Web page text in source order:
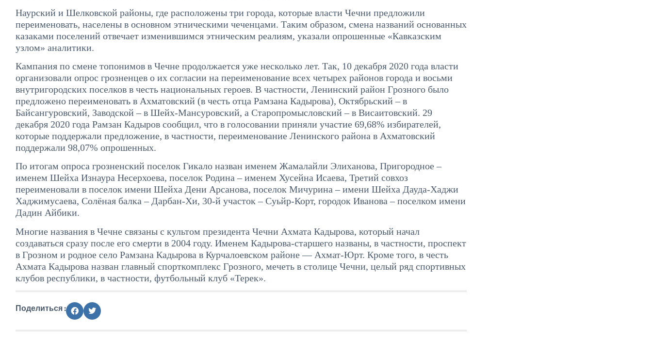
Наурский и Шелковской районы, где расположены три города, которые власти Чечни предложили
переименовать, населены в основном этническими чеченцами. Таким образом, смена названий основанных
казаками поселений отвечает изменившимся этническим реалиям, указали опрошенные «Кавказским
узлом» аналитики.
Кампания по смене топонимов в Чечне продолжается уже несколько лет. Так, 10 декабря 2020 года власти
организовали опрос грозненцев о их согласии на переименование всех четырех районов города и восьми
внутригородских поселков в честь национальных героев. В частности, Ленинский район Грозного было
предложено переименовать в Ахматовский (в честь отца Рамзана Кадырова), Октябрьский – в
Байсангуровский, Заводской – в Шейх-Мансуровский, а Старопромысловский – в Висаитовский. 29
декабря 2020 года Рамзан Кадыров сообщил, что в голосовании приняли участие 69,68% избирателей,
которые поддержали предложение, в частности, переименование Ленинского района в Ахматовский
поддержали 98,07% опрошенных.
По итогам опроса грозненский поселок Гикало назван именем Жамалайли Элиханова, Пригородное –
именем Шейха Изнаура Несерхоева, поселок Родина – именем Хусейна Исаева, Третий совхоз
переименовали в поселок имени Шейха Дени Арсанова, поселок Мичурина – имени Шейха Дауда-Хаджи
Хаджимусаева, Солёная балка – Дарбан-Хи, 30-й участок – Суьйр-Корт, городок Иванова – поселком имени
Дадин Айбики.
Многие названия в Чечне связаны с культом президента Чечни Ахмата Кадырова, который начал
создаваться сразу после его смерти в 2004 году. Именем Кадырова-старшего названы, в частности, проспект
в Грозном и родное село Рамзана Кадырова в Курчалоевском районе — Ахмат-Юрт. Кроме того, в честь
Ахмата Кадырова назван главный спорткомплекс Грозного, мечеть в столице Чечни, целый ряд спортивных
клубов республики, в частности, футбольный клуб «Терек».
Поделиться :